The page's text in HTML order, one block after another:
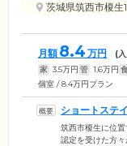
茨城県筑西市榎生
月額 8.4 万円 (
家 3.5万円 管 1.6万円
個室 / 8.4万円プラン
ショートステ
筑西市榎生に位
認定を受けた方